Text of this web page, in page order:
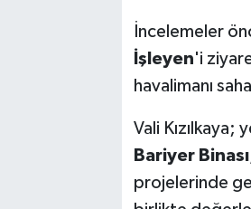
İncelemeler
İşleyen'i
havalimanı
Vali Kızılkaya;
Bariyer Binası
projelerinde